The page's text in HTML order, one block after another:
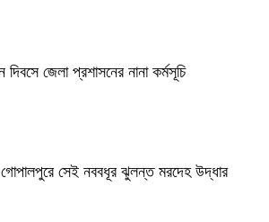
জেলা প্রশাসনের নানা কর্মসূচি
সেই নববধূর ঝুলন্ত মরদেহ উদ্ধার